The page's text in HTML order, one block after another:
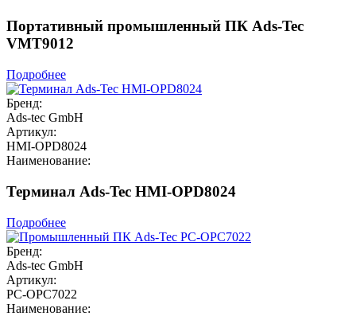
Портативный промышленный ПК Ads-Tec
VMT9012
Подробнее
Бренд:
Ads-tec GmbH
Артикул:
HMI-OPD8024
Наименование:
Терминал Ads-Tec HMI-OPD8024
Подробнее
Бренд:
Ads-tec GmbH
Артикул:
PC-OPC7022
Наименование: